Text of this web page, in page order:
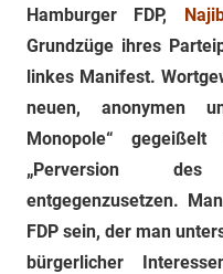
Hamburger FDP,
Grundzüge ihres
linkes Manifest.
neuen, anonymen
Monopole“
„Perversion
entgegenzusetzen.
FDP sein, der man
bürgerlicher